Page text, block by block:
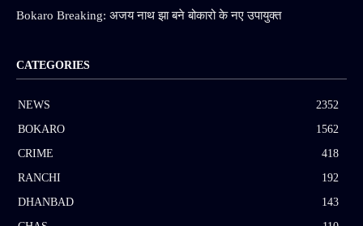
Bokaro Breaking: अजय नाथ झा बने बोकारो के नए उपायुक्त
CATEGORIES
NEWS
2352
BOKARO
1562
CRIME
418
RANCHI
192
DHANBAD
143